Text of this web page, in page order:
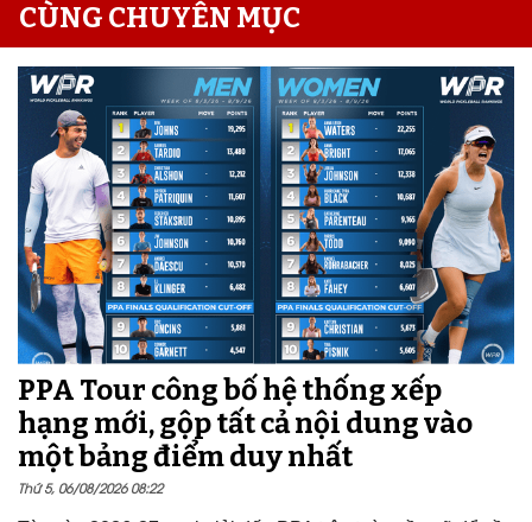
CÙNG CHUYÊN MỤC
PPA Tour công bố hệ thống xếp
hạng mới, gộp tất cả nội dung vào
một bảng điểm duy nhất
Thứ 5, 06/08/2026 08:22